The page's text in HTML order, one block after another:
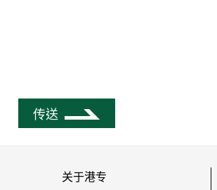
传送
关于港专